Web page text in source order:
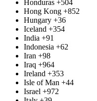
Honduras +504
Hong Kong +852
Hungary +36
Iceland +354
India +91
Indonesia +62
Iran +98
Iraq +964
Ireland +353
Isle of Man +44
Israel +972